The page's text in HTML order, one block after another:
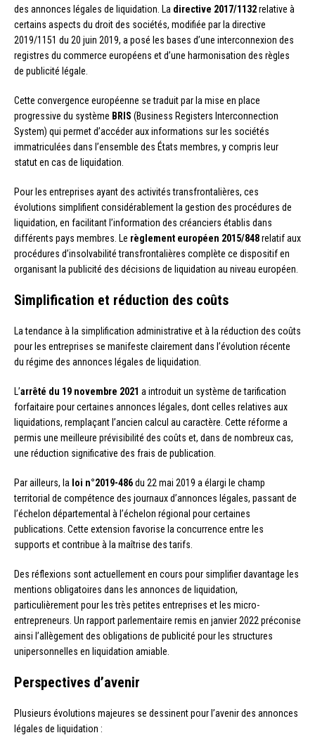
des annonces légales de liquidation. La directive 2017/1132relative à
certains aspects du droit des sociétés, modifiée par la directive
2019/1151 du 20 juin 2019, a posé les bases d’une interconnexion des
registres du commerce européens et d’une harmonisation des règles
de publicité légale.
Cette convergence européenne se traduit par la mise en place
progressive du système BRIS (Business Registers Interconnection
System) qui permet d’accéder aux informations sur les sociétés
immatriculées dans l’ensemble des États membres, y compris leur
statut en cas de liquidation.
Pour les entreprises ayant des activités transfrontalières, ces
évolutions simplifient considérablement la gestion des procédures de
liquidation, en facilitant l’information des créanciers établis dans
différents pays membres. Le règlement européen 2015/848relatif aux
procédures d’insolvabilité transfrontalières complète ce dispositif en
organisant la publicité des décisions de liquidation au niveau européen.
Simplification et réduction des coûts
La tendance à la simplification administrative et à la réduction des coûts
pour les entreprises se manifeste clairement dans l’évolution récente
du régime des annonces légales de liquidation.
L’arrêté du 19 novembre 2021 a introduit un système de tarification
forfaitaire pour certaines annonces légales, dont celles relatives aux
liquidations, remplaçant l’ancien calcul au caractère. Cette réforme a
permis une meilleure prévisibilité des coûts et, dans de nombreux cas,
une réduction significative des frais de publication.
Par ailleurs, la loi n°2019-486du 22 mai 2019 a élargi le champ
territorial de compétence des journaux d’annonces légales, passant de
l’échelon départemental à l’échelon régional pour certaines
publications. Cette extension favorise la concurrence entre les
supports et contribue à la maîtrise des tarifs.
Des réflexions sont actuellement en cours pour simplifier davantage les
mentions obligatoires dans les annonces de liquidation,
particulièrement pour les très petites entreprises et les micro-
entrepreneurs. Un rapport parlementaire remis en janvier 2022 préconise
ainsi l’allègement des obligations de publicité pour les structures
unipersonnelles en liquidation amiable.
Perspectives d’avenir
Plusieurs évolutions majeures se dessinent pour l’avenir des annonces
légales de liquidation :